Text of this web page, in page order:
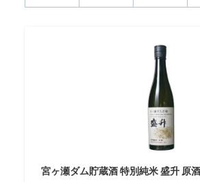
宮ヶ瀬ダム貯蔵酒 特別純米 盛升 原